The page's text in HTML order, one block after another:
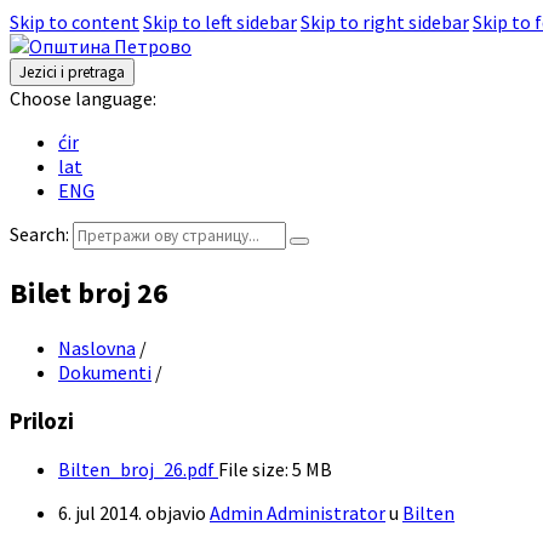
Skip to contentSkip to left sidebarSkip to right sidebarSkip to
Jezici i pretraga
Choose language:
ćir
lat
ENG
Search:
Bilet broj 26
Naslovna /
Dokumenti /
Prilozi
Bilten_broj_26.pdf File size: 5 MB
6. jul 2014. objavio Admin Administratoru Bilten